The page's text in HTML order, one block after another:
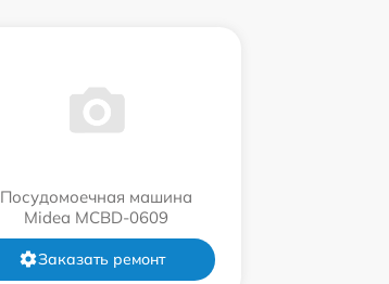
Посудомоечная машина
Midea MCBD-0609
Заказать ремонт